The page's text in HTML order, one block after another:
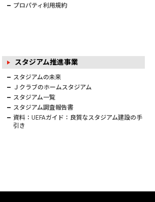
プロパティ利用規約
スタジアム推進事業
スタジアムの未来
Ｊクラブのホームスタジアム
スタジアム一覧
スタジアム調査報告書
資料：UEFAガイド：良質なスタジアム建設の手
引き